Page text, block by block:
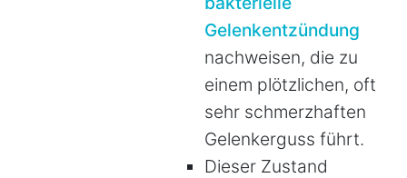
Gelenkentzündung
nachweisen, die zu
einem plötzlichen, oft
sehr schmerzhaften
Gelenkerguss führt.
Dieser Zustand